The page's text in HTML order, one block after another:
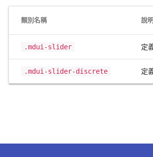
類別名稱 說明
.mdui-slider 定
.mdui-slider-discrete 定